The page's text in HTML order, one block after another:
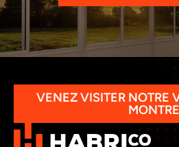
VENEZ VISITER NOTRE
MONTRE